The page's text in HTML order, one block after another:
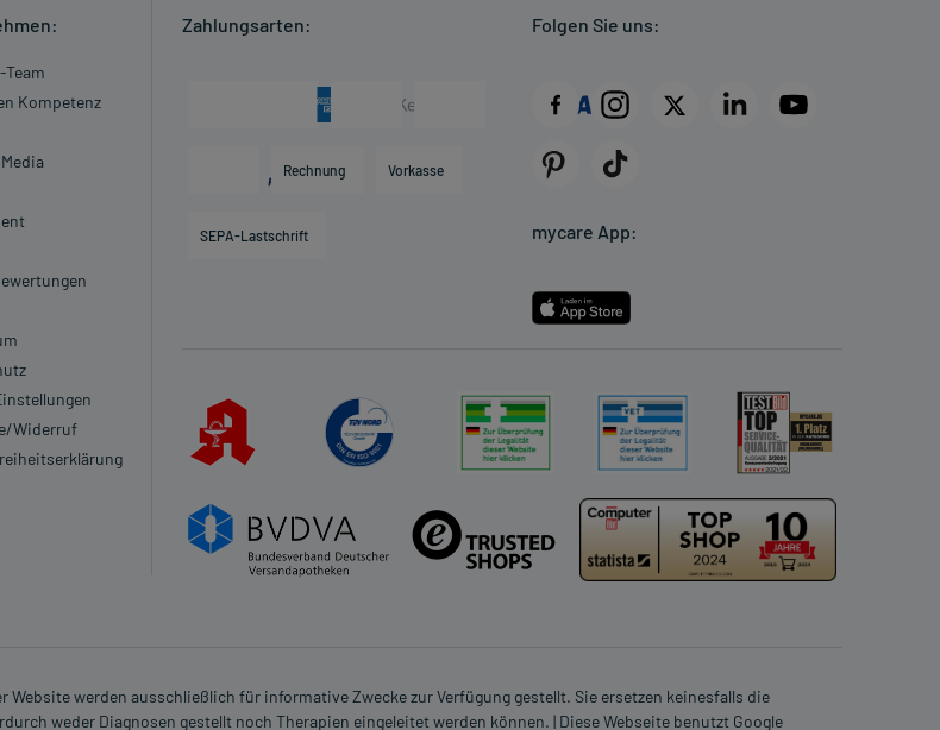
Team
Kompetenz
Widerruf
Zahlungsarten:
Rechnung Vorkasse
SEPA-Lastschrift
Folgen Sie uns:
mycare App:
werden ausschließlich für informative Zwecke zur Verfügung gestellt. Sie ersetzen keinesfalls die
weder Diagnosen gestellt noch Therapien eingeleitet werden können. | Diese Webseite benutzt Google